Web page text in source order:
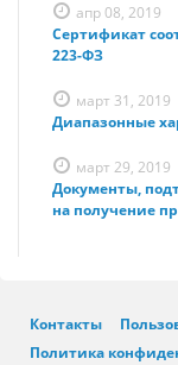
апр 08, 2019
Сертификат
223-ФЗ
март 31, 2019
Диапазонные
март 29, 2019
Документы,
на получение
Контакты
Политика